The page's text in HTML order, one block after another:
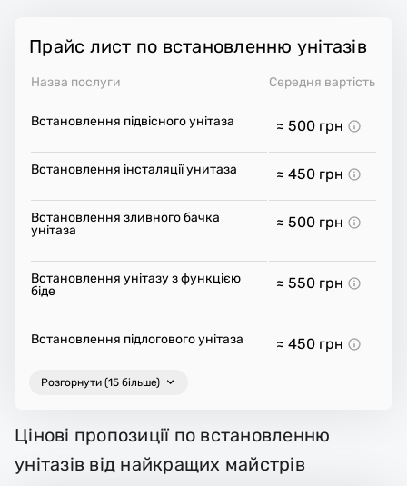
Прайс лист по встановленню унітазів
Назва послуги Середня вартість
Встановлення підвісного унітаза ≈ 500 грн
Встановлення інсталяції унитаза ≈ 450 грн
Встановлення зливного бачка
унітаза
≈ 500 грн
Встановлення унітазу з функцією
біде
≈ 550 грн
Встановлення підлогового унітаза ≈ 450 грн
Розгорнути (15 більше)
Цінові пропозиції по встановленню
унітазів від найкращих майстрів